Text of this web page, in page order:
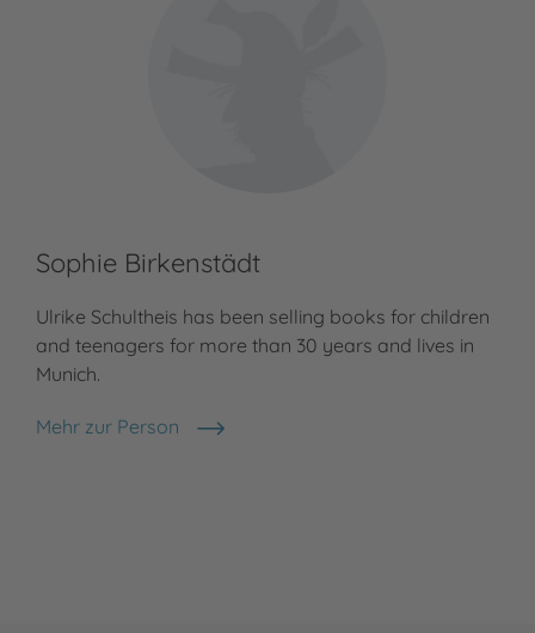
Sophie Birkenstädt
Ulrike Schultheis has been selling books for children
and teenagers for more than 30 years and lives in
Munich.
Mehr zur Person
Sophie Birkenstädt